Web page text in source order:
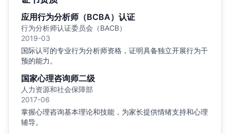
应用行为分析师（BCBA）认证
行为分析师认证委员会（BACB）
2019-03
国际认可的专业行为分析师资格，证明具备独立开展行为干
预的能力。
国家心理咨询师二级
人力资源和社会保障部
2017-06
掌握心理咨询基本理论和技能，为家长提供情绪支持和心理
辅导。